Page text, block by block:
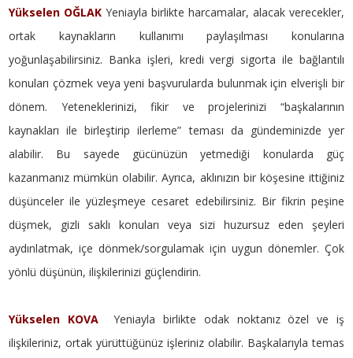
Yükselen OĞLAK Yeniayla birlikte harcamalar, alacak verecekler,
ortak kaynakların kullanımı paylaşılması konularına
yoğunlaşabilirsiniz. Banka işleri, kredi vergi sigorta ile bağlantılı
konuları çözmek veya yeni başvurularda bulunmak için elverişli bir
dönem. Yeteneklerinizi, fikir ve projelerinizi “başkalarının
kaynakları ile birleştirip ilerleme” teması da gündeminizde yer
alabilir. Bu sayede gücünüzün yetmediği konularda güç
kazanmanız mümkün olabilir. Ayrıca, aklınızın bir köşesine ittiğiniz
düşünceler ile yüzleşmeye cesaret edebilirsiniz. Bir fikrin peşine
düşmek, gizli saklı konuları veya sizi huzursuz eden şeyleri
aydınlatmak, içe dönmek/sorgulamak için uygun dönemler. Çok
yönlü düşünün, ilişkilerinizi güçlendirin.
Yükselen KOVAYeniayla birlikte odak noktanız özel ve iş
ilişkileriniz, ortak yürüttüğünüz işleriniz olabilir. Başkalarıyla temas